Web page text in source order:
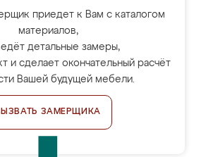
приедет к Вам с каталогом
материалов,
детальные замеры,
и сделает окончательный расчёт
Вашей будущей мебели.
ЗАМЕРЩИКА